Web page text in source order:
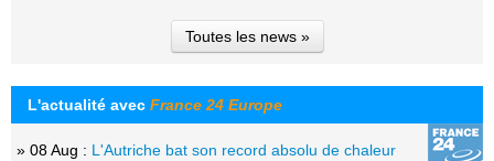
Toutes les news »
L'actualité avec France 24 Europe
» 08 Aug : L'Autriche bat son record absolu de chaleur